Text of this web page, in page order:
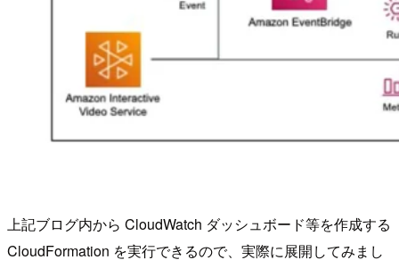
上記ブログ内から CloudWatch ダッシュボード等を作成する
CloudFormation を実行できるので、実際に展開してみまし